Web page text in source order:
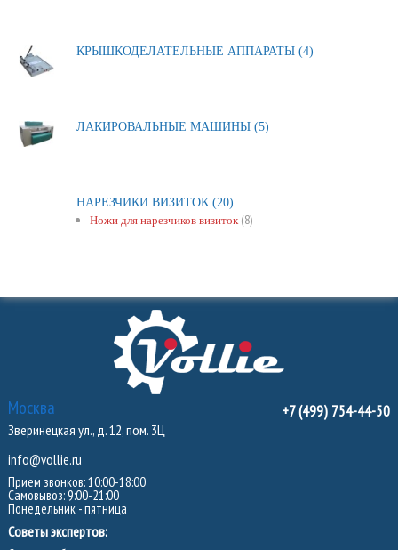
КРЫШКОДЕЛАТЕЛЬНЫЕ АППАРАТЫ(4)
ЛАКИРОВАЛЬНЫЕ МАШИНЫ(5)
НАРЕЗЧИКИ ВИЗИТОК(20)
Ножи для нарезчиков визиток(8)
Москва
Зверинецкая ул., д. 12, пом. 3Ц
info@vollie.ru
Прием звонков: 10:00-18:00
Самовывоз: 9:00-21:00
Понедельник - пятница
Советы экспертов:
+7 (499) 754-44-50